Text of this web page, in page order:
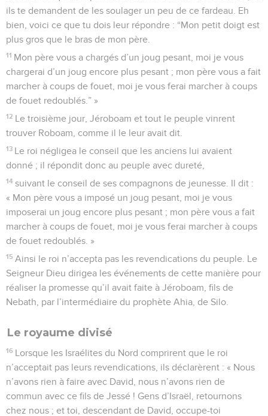
ils te demandent de les soulager un peu de ce fardeau. Eh
bien, voici ce que tu dois leur répondre : “Mon petit doigt est
plus gros que le bras de mon père.
11 Mon père vous a chargés d’un joug pesant, moi je vous
chargerai d’un joug encore plus pesant ; mon père vous a fait
marcher à coups de fouet, moi je vous ferai marcher à coups
de fouet redoublés.” »
12 Le troisième jour, Jéroboam et tout le peuple vinrent
trouver Roboam, comme il le leur avait dit.
13 Le roi négligea le conseil que les anciens lui avaient
donné ; il répondit donc au peuple avec dureté,
14 suivant le conseil de ses compagnons de jeunesse. Il dit :
« Mon père vous a imposé un joug pesant, moi je vous
imposerai un joug encore plus pesant ; mon père vous a fait
marcher à coups de fouet, moi je vous ferai marcher à coups
de fouet redoublés. »
15 Ainsi le roi n’accepta pas les revendications du peuple. Le
Seigneur Dieu dirigea les événements de cette manière pour
réaliser la promesse qu’il avait faite à Jéroboam, fils de
Nebath, par l’intermédiaire du prophète Ahia, de Silo.
Le royaume divisé
16 Lorsque les Israélites du Nord comprirent que le roi
n’acceptait pas leurs revendications, ils déclarèrent : « Nous
n’avons rien à faire avec David, nous n’avons rien de
commun avec ce fils de Jessé ! Gens d’Israël, retournons
chez nous ; et toi, descendant de David, occupe-toi